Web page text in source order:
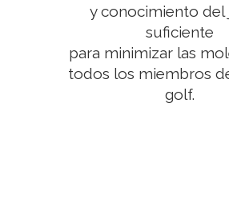
y conocimiento del
suficiente
para minimizar las
todos los miembros
golf.